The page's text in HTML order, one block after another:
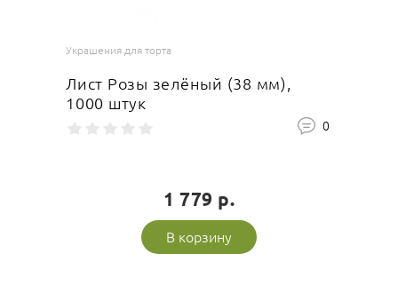
Украшения для торта
Лист Розы зелёный (38 мм),
1000 штук
0
1 779 р.
В корзину